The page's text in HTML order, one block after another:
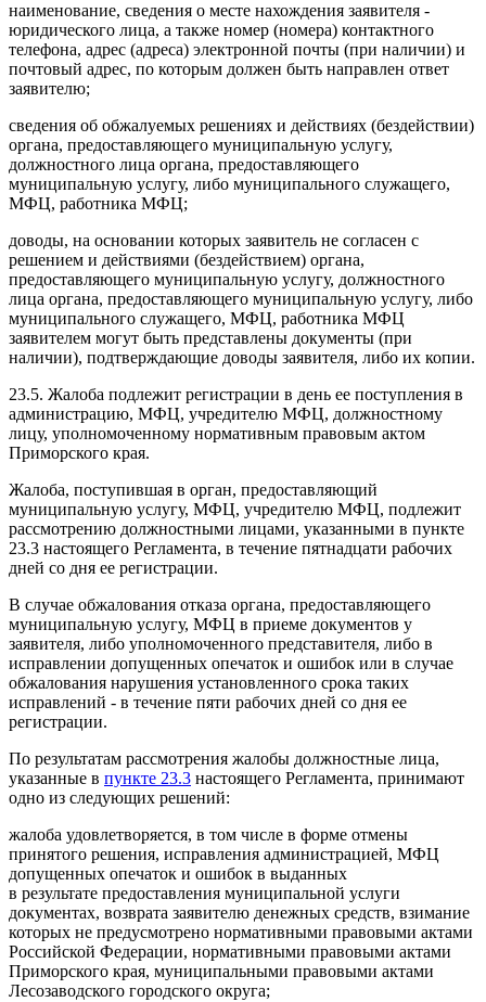
наименование, сведения о месте нахождения заявителя -
юридического лица, а также номер (номера) контактного
телефона, адрес (адреса) электронной почты (при наличии) и
почтовый адрес, по которым должен быть направлен ответ
заявителю;
сведения об обжалуемых решениях и действиях (бездействии)
органа, предоставляющего муниципальную услугу,
должностного лица органа, предоставляющего
муниципальную услугу, либо муниципального служащего,
МФЦ, работника МФЦ;
доводы, на основании которых заявитель не согласен с
решением и действиями (бездействием) органа,
предоставляющего муниципальную услугу, должностного
лица органа, предоставляющего муниципальную услугу, либо
муниципального служащего, МФЦ, работника МФЦ
заявителем могут быть представлены документы (при
наличии), подтверждающие доводы заявителя, либо их копии.
23.5. Жалоба подлежит регистрации в день ее поступления в
администрацию, МФЦ, учредителю МФЦ, должностному
лицу, уполномоченному нормативным правовым актом
Приморского края.
Жалоба, поступившая в орган, предоставляющий
муниципальную услугу, МФЦ, учредителю МФЦ, подлежит
рассмотрению должностными лицами, указанными в пункте
23.3 настоящего Регламента, в течение пятнадцати рабочих
дней со дня ее регистрации.
В случае обжалования отказа органа, предоставляющего
муниципальную услугу, МФЦ в приеме документов у
заявителя, либо уполномоченного представителя, либо в
исправлении допущенных опечаток и ошибок или в случае
обжалования нарушения установленного срока таких
исправлений - в течение пяти рабочих дней со дня ее
регистрации.
По результатам рассмотрения жалобы должностные лица,
указанные в пункте 23.3 настоящего Регламента, принимают
одно из следующих решений:
жалоба удовлетворяется, в том числе в форме отмены
принятого решения, исправления администрацией, МФЦ
допущенных опечаток и ошибок в выданных
в результате предоставления муниципальной услуги
документах, возврата заявителю денежных средств, взимание
которых не предусмотрено нормативными правовыми актами
Российской Федерации, нормативными правовыми актами
Приморского края, муниципальными правовыми актами
Лесозаводского городского округа;